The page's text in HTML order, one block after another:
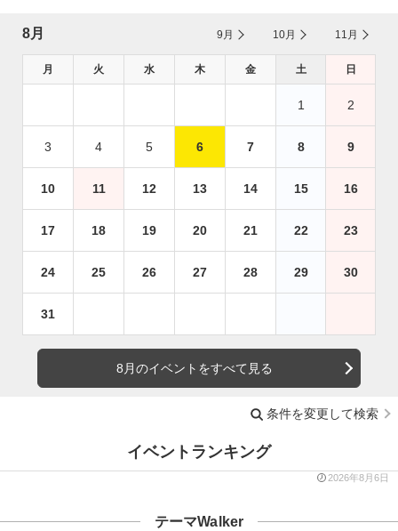
8月 9月 10月 11月
月 火 水 木 金 土 日
1 2
3 4 5 6 7 8 9
10 11 12 13 14 15 16
17 18 19 20 21 22 23
24 25 26 27 28 29 30
31
8月のイベントをすべて見る
条件を変更して検索
イベントランキング
2026年8月6日
テーマWalker